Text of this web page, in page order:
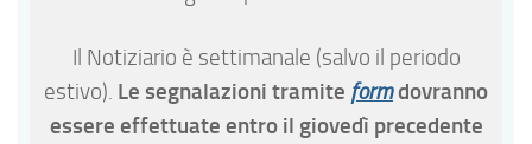
Il Notiziario è settimanale (salvo il periodo
estivo). Le segnalazioni tramite form dovranno
essere effettuate entro il giovedì precedente